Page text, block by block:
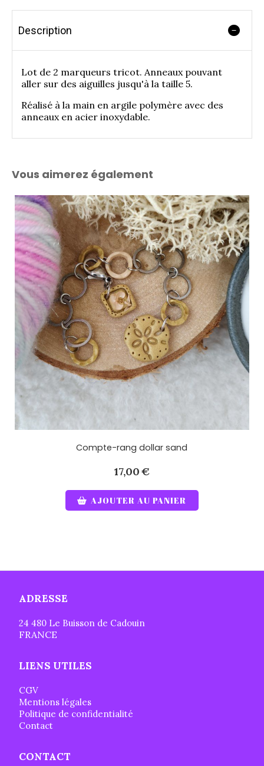
Description
Lot de 2 marqueurs tricot. Anneaux pouvant
aller sur des aiguilles jusqu'à la taille 5.
Réalisé à la main en argile polymère avec des
anneaux en acier inoxydable.
Vous aimerez également
Compte-rang dollar sand
17,00€
AJOUTER AU PANIER
ADRESSE
24 480 Le Buisson de Cadouin
FRANCE
LIENS UTILES
CGV
Mentions légales
Politique de confidentialité
Contact
CONTACT